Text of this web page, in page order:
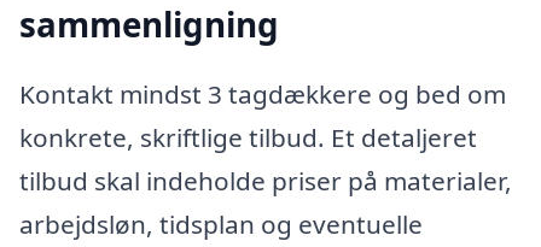
sammenligning
Kontakt mindst 3 tagdækkere og bed om
konkrete, skriftlige tilbud. Et detaljeret
tilbud skal indeholde priser på materialer,
arbejdsløn, tidsplan og eventuelle